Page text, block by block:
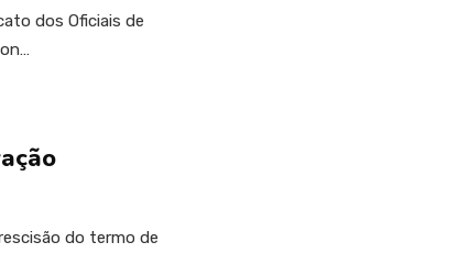
dos Oficiais de
do termo de